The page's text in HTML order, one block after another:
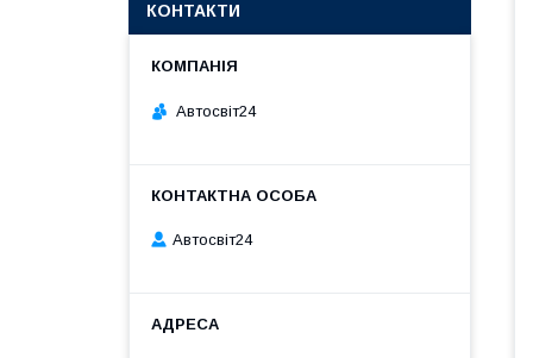
КОНТАКТИ
Автосвіт24
Автосвіт24